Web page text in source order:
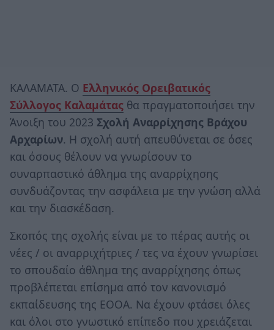
ΚΑΛΑΜΑΤΑ. Ο Ελληνικός Ορειβατικός
Σύλλογος Καλαμάτας θα πραγματοποιήσει την
Άνοιξη του 2023 Σχολή Αναρρίχησης Βράχου
Αρχαρίων. Η σχολή αυτή απευθύνεται σε όσες
και όσους θέλουν να γνωρίσουν το
συναρπαστικό άθλημα της αναρρίχησης
συνδυάζοντας την ασφάλεια με την γνώση αλλά
και την διασκέδαση.
Σκοπός της σχολής είναι με το πέρας αυτής οι
νέες / οι αναρριχήτριες / τες να έχουν γνωρίσει
το σπουδαίο άθλημα της αναρρίχησης όπως
προβλέπεται επίσημα από τον κανονισμό
εκπαίδευσης της ΕΟΟΑ. Να έχουν φτάσει όλες
και όλοι στο γνωστικό επίπεδο που χρειάζεται